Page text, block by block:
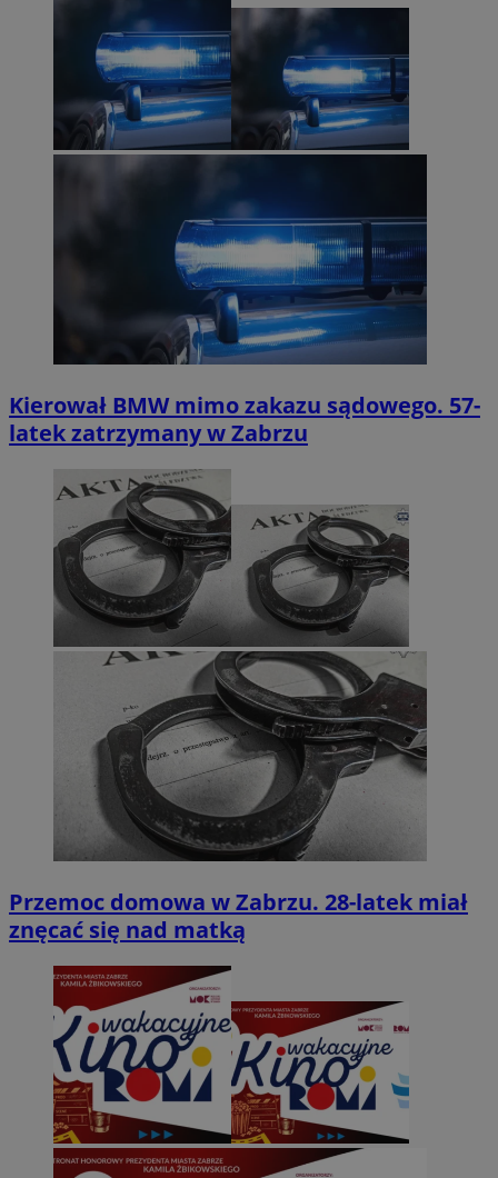
Kierował BMW mimo zakazu sądowego. 57-
latek zatrzymany w Zabrzu
Przemoc domowa w Zabrzu. 28-latek miał
znęcać się nad matką